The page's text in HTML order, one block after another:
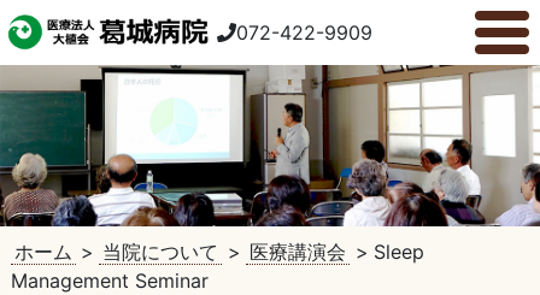
072-422-9909
ホーム > 当院について > 医療講演会 > Sleep
Management Seminar